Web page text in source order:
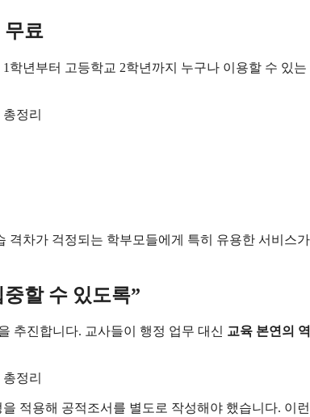
료
학년부터 고등학교 2학년까지 누구나 이용할 수 있는
차가 걱정되는 학부모들에게 특히 유용한 서비스
할 수 있도록”
추진합니다. 교사들이 행정 업무 대신 교육 본연의
적용해 공적조서를 별도로 작성해야 했습니다. 이